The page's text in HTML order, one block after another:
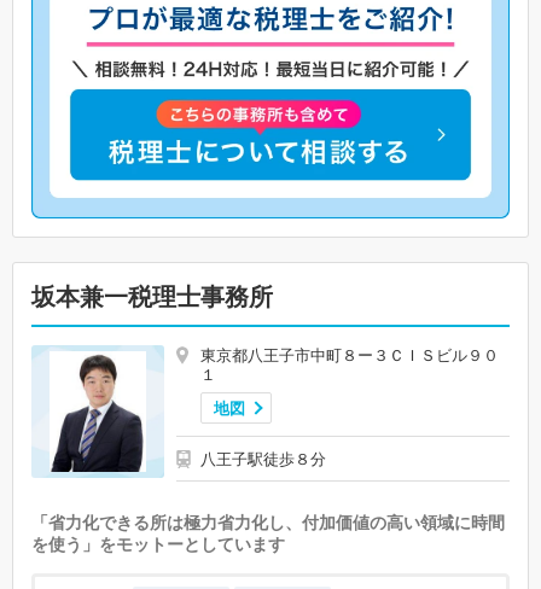
坂本兼一税理士事務所
東京都八王子市中町８ー３ＣＩＳビル９０
１
地図
八王子駅徒歩８分
「省力化できる所は極力省力化し、付加価値の高い領域に時間
を使う」をモットーとしています